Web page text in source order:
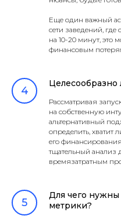
Еще один важный
сети заведений,
на 10-20 минут, это
финансовым
Целесообразно
Рассматривая
на собственную
альтернативный
определить, хватит
его
тщательный анализ
времязатратным
Для чего нужны
метрики?